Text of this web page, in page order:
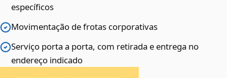
específicos
Movimentação de frotas corporativas
Serviço porta a porta, com retirada e entrega no
endereço indicado